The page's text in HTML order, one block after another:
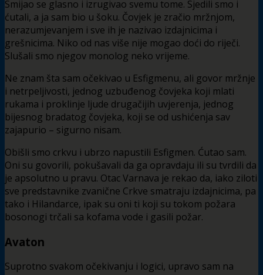
Smijao se glasno i izrugivao svemu tome. Sjedili smo i
ćutali, a ja sam bio u šoku. Čovjek je zračio mržnjom,
nerazumjevanjem i sve ih je nazivao izdajnicima i
grešnicima. Niko od nas više nije mogao doći do riječi.
Slušali smo njegov monolog neko vrijeme.
Ne znam šta sam očekivao u Esfigmenu, ali govor mržnje
i netrpeljivosti, jednog uzbuđenog čovjeka koji mlati
rukama i proklinje ljude drugačijih uvjerenja, jednog
bijesnog bradatog čovjeka, koji se od ushićenja sav
zajapurio – sigurno nisam.
Obišli smo crkvu i ubrzo napustili Esfigmen. Ćutao sam.
Oni su govorili, pokušavali da ga opravdaju ili su tvrdili da
je apsolutno u pravu. Otac Varnava je rekao da, iako ziloti
sve predstavnike zvanične Crkve smatraju izdajnicima, pa
tako i Hilandarce, ipak su oni ti koji su tokom požara
bosonogi trčali sa kofama vode i gasili požar.
Avaton
Suprotno svakom očekivanju i logici, upravo sam na